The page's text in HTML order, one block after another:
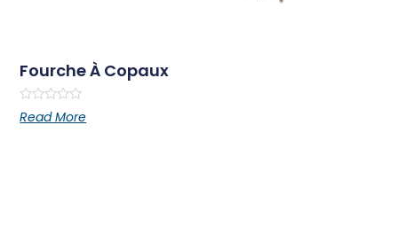
Fourche À Copaux
Rated
0
Read More